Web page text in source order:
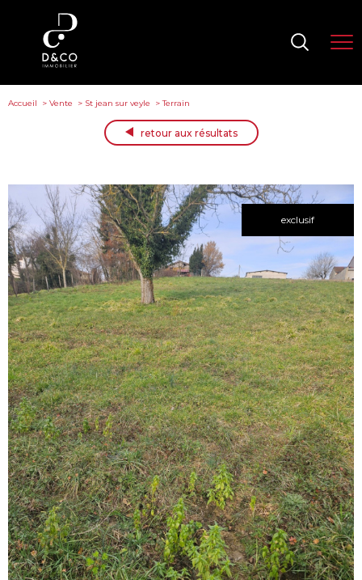
Accueil Vente St jean sur veyle Terrain
retour aux résultats
exclusif